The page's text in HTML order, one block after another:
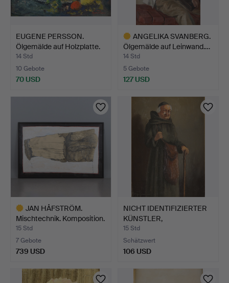
EUGENE PERSSON.
Ölgemälde auf Holzplatte.
…
14 Std
10 Gebote
70 USD
ANGELIKA SVANBERG.
Ölgemälde auf Leinwand.…
14 Std
5 Gebote
127 USD
JAN HÅFSTRÖM.
Mischtechnik. Komposition.
S…
15 Std
7 Gebote
739 USD
Objekt
NICHT IDENTIFIZIERTER
KÜNSTLER,
UNDEUTLICH…
15 Std
Schätzwert
106 USD